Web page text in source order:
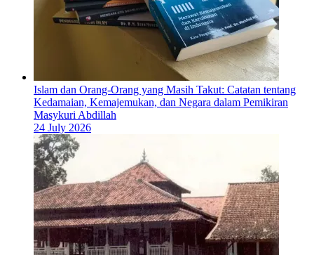
Islam dan Orang-Orang yang Masih Takut: Catatan tentang
Kedamaian, Kemajemukan, dan Negara dalam Pemikiran
Masykuri Abdillah
24 July 2026